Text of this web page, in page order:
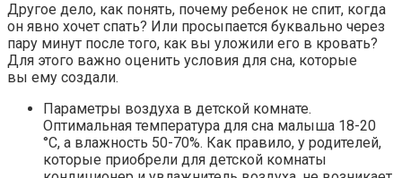
Другое дело, как понять, почему ребенок не спит, когда
он явно хочет спать? Или просыпается буквально через
пару минут после того, как вы уложили его в кровать?
Для этого важно оценить условия для сна, которые
вы ему создали.
Параметры воздуха в детской комнате.
Оптимальная температура для сна малыша 18-20
°С, а влажность 50-70%. Как правило, у родителей,
которые приобрели для детской комнаты